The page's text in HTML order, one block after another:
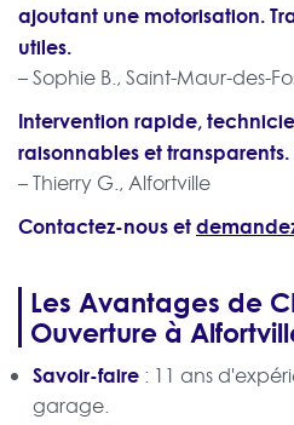
ajoutant une motorisation.
utiles.
– Sophie B., Saint-Maur-des-
Intervention rapide,
raisonnables et
– Thierry G., Alfortville
Contactez-nous et
Les Avantages de
Ouverture à
Savoir-faire : 11 ans
garage.